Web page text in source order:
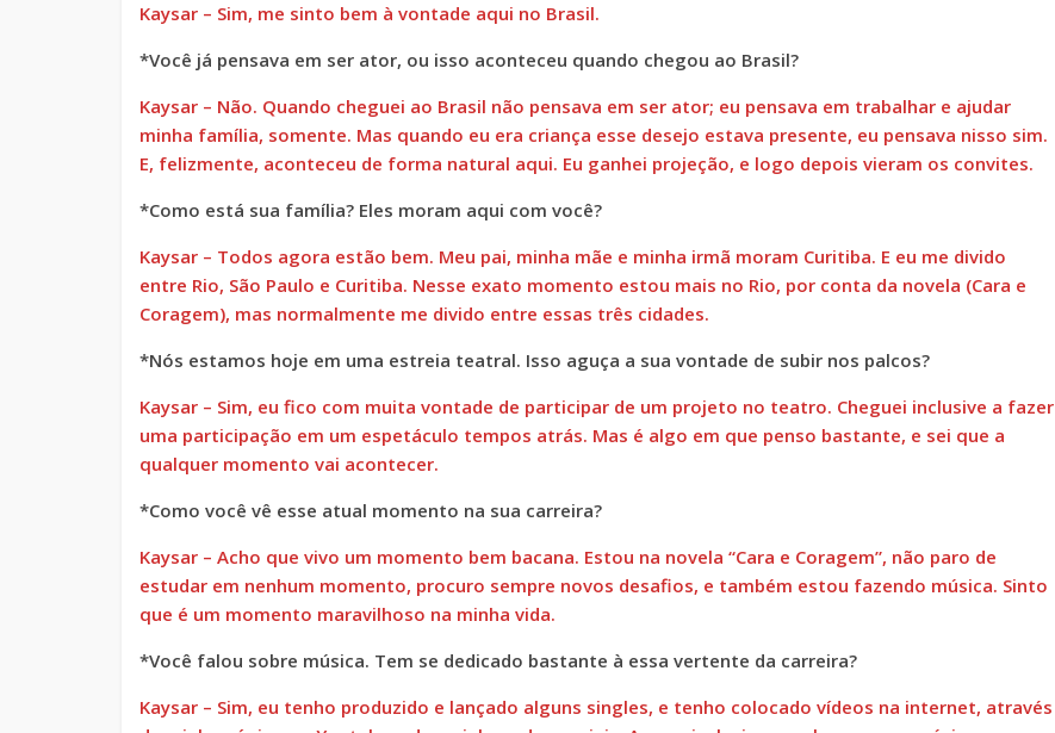
Kaysar – Sim, me sinto bem à vontade aqui no Brasil.
*Você já pensava em ser ator, ou isso aconteceu quando chegou ao Brasil?
Kaysar – Não. Quando cheguei ao Brasil não pensava em ser ator; eu pensava em trabalhar e ajudar
minha família, somente. Mas quando eu era criança esse desejo estava presente, eu pensava nisso sim.
E, felizmente, aconteceu de forma natural aqui. Eu ganhei projeção, e logo depois vieram os convites.
*Como está sua família? Eles moram aqui com você?
Kaysar – Todos agora estão bem. Meu pai, minha mãe e minha irmã moram Curitiba. E eu me divido
entre Rio, São Paulo e Curitiba. Nesse exato momento estou mais no Rio, por conta da novela (Cara e
Coragem), mas normalmente me divido entre essas três cidades.
*Nós estamos hoje em uma estreia teatral. Isso aguça a sua vontade de subir nos palcos?
Kaysar – Sim, eu fico com muita vontade de participar de um projeto no teatro. Cheguei inclusive a fazer
uma participação em um espetáculo tempos atrás. Mas é algo em que penso bastante, e sei que a
qualquer momento vai acontecer.
*Como você vê esse atual momento na sua carreira?
Kaysar – Acho que vivo um momento bem bacana. Estou na novela “Cara e Coragem”, não paro de
estudar em nenhum momento, procuro sempre novos desafios, e também estou fazendo música. Sinto
que é um momento maravilhoso na minha vida.
*Você falou sobre música. Tem se dedicado bastante à essa vertente da carreira?
Kaysar – Sim, eu tenho produzido e lançado alguns singles, e tenho colocado vídeos na internet, através